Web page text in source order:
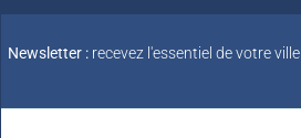
Newsletter : recevez l'essentiel de votre ville